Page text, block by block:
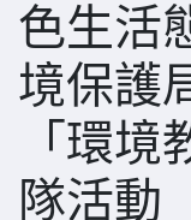
色生活
境保護
「環
隊活動